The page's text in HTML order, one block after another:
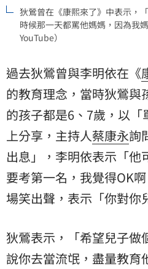
狄鶯曾在《康熙來了》中表示，
時候那一天都罵他媽媽，因為我
YouTube）
過去狄鶯曾與李明依在《
的教育理念，當時狄鶯與
的孩子都是6、7歲，以「
上分享，主持人蔡康永詢
出息」，李明依表示「他
要考第一名，我覺得OK
場笑出聲，表示「你對你
狄鶯表示，「希望兒子做
說你去當流氓，盡量教育